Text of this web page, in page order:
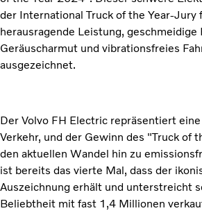
der International Truck of the Year-Jury
herausragende Leistung, geschmeidige
Geräuscharmut und vibrationsfreies
ausgezeichnet.
Der Volvo FH Electric repräsentiert
Verkehr, und der Gewinn des "Truck of
den aktuellen Wandel hin zu
ist bereits das vierte Mal, dass der
Auszeichnung erhält und unterstreicht
Beliebtheit mit fast 1,4 Millionen